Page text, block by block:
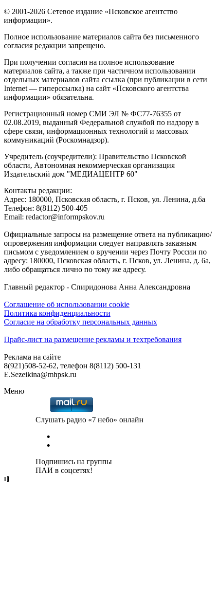
© 2001-2026 Сетевое издание «Псковское агентство
информации».
Полное использование материалов сайта без письменного
согласия редакции запрещено.
При получении согласия на полное использование
материалов сайта, а также при частичном использовании
отдельных материалов сайта ссылка (при публикации в сети
Internet — гиперссылка) на сайт «Псковского агентства
информации» обязательна.
Регистрационный номер СМИ ЭЛ № ФС77-76355 от
02.08.2019, выданный Федеральной службой по надзору в
сфере связи, информационных технологий и массовых
коммуникаций (Роскомнадзор).
Учредитель (соучредители): Правительство Псковской
области, Автономная некоммерческая организация
Издательский дом "МЕДИАЦЕНТР 60"
Контакты редакции:
Адреc: 180000, Псковская область, г. Псков, ул. Ленина, д.6а
Телефон: 8(8112) 500-405
Email: redactor@informpskov.ru
Официальные запросы на размещение ответа на публикацию/
опровержения информации следует направлять заказным
письмом с уведомлением о вручении через Почту России по
адресу: 180000, Псковская область, г. Псков, ул. Ленина, д. 6а,
либо обращаться лично по тому же адресу.
Главный редактор - Спиридонова Анна Александровна
Соглашение об использовании cookie
Политика конфиденциальности
Согласие на обработку персональных данных
Прайс-лист на размещение рекламы и техтребования
Реклама на сайте
8(921)508-52-62, телефон 8(8112) 500-131
E.Sezeikina@mhpsk.ru
Меню
Слушать радио «7 небо» онлайн
Подпишись на группы
ПАИ в соцсетях!